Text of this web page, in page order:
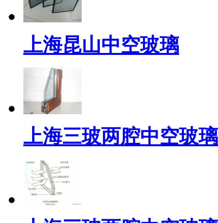
上海昆山中空玻璃
上海三玻两腔中空玻璃